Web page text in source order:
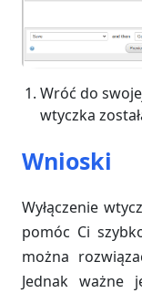
Wróć do
wtyczka
Wnioski
Wyłączenie
pomóc Ci
można
Jednak ważne